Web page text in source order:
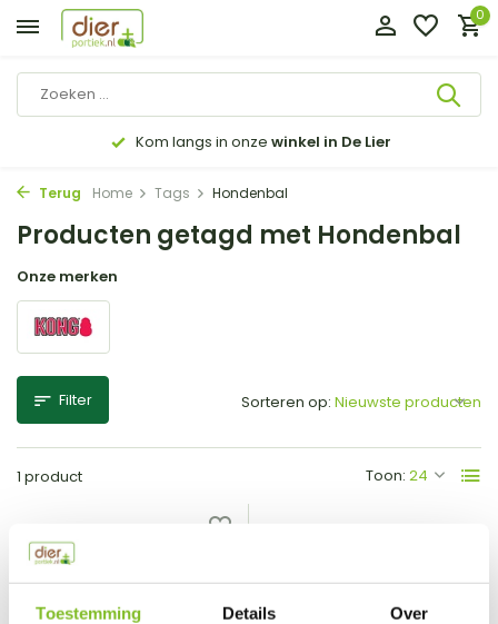
Toestemming Details Over
0
Kom langs in onze winkel in De Lier
Terug Home Tags Hondenbal
Producten getagd met Hondenbal
Onze merken
Filter
1 product Toon:
Sorteren op: